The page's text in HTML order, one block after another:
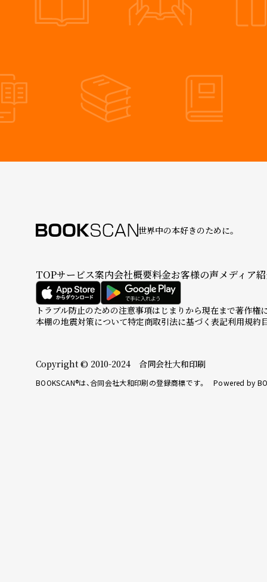
世界中の本好きのために。
TOPサービス案内会社概要料金お客様の声メディア
トラブル防止のための注意事項はじまりから現在まで著作権
本棚の地震対策について特定商取引法に基づく表記利用規約
Copyright © 2010-2024 合同会社大和印刷
BOOKSCAN®は、合同会社大和印刷の登録商標です。 Powered by